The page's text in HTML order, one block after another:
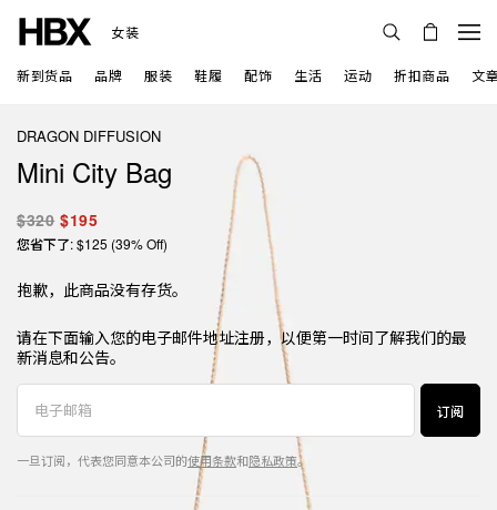
女装
新到货品 品牌 服装 鞋履 配饰 生活 运动 折扣商品 文
DRAGON DIFFUSION
Mini City Bag
$320 $195
您省下了: $125 (39% Off)
抱歉，此商品没有存货。
请在下面输入您的电子邮件地址注册，以便第一时间了解我们的最
新消息和公告。
订阅
一旦订阅，代表您同意本公司的使用条款和隐私政策。